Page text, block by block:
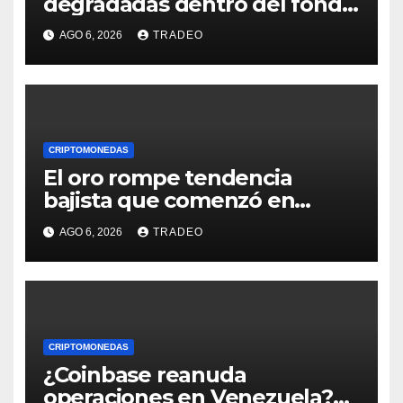
de Grayscale
AGO 6, 2026 TRADEO
CRIPTOMONEDAS
El oro rompe tendencia
bajista que comenzó en
enero de 2026, ¿qué sigue?
AGO 6, 2026 TRADEO
CRIPTOMONEDAS
¿Coinbase reanuda
operaciones en Venezuela?